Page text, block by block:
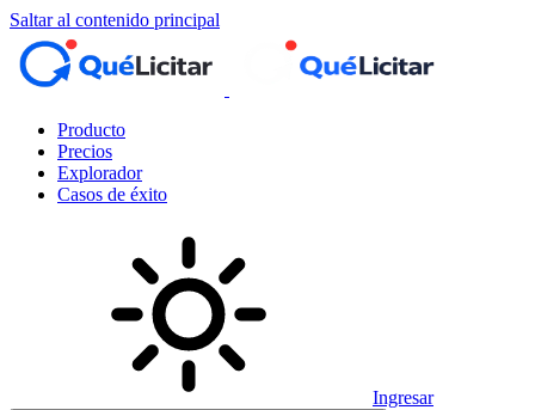
Saltar al contenido principal
Producto
Precios
Explorador
Casos de éxito
Ingresar